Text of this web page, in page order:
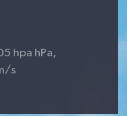
hpa hPa,
s